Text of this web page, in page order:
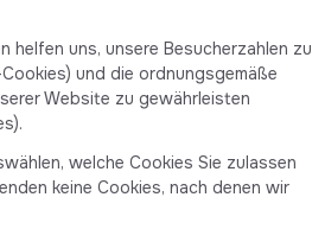
helfen uns, unsere Besucherzahlen zu
und die ordnungsgemäße
Website zu gewährleisten
welche Cookies Sie zulassen
keine Cookies, nach denen wir